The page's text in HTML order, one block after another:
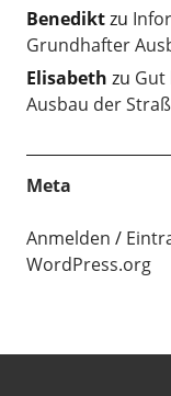
Benediktzu
Grundhafter
Elisabeth zu Gut
Ausbau der
Meta
Anmelden
WordPress.org